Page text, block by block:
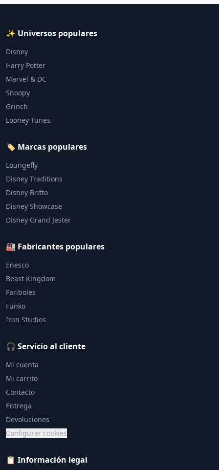
✨ Universos populares
Disney
Harry Potter
Marvel & DC
Snoopy
Grinch
Looney Tunes
🏷️ Marcas populares
Loungefly
Disney Traditions
Disney Britto
Disney Showcase
Disney Grand Jester
🏭 Fabricantes populares
Enesco
Beast Kingdom
Fariboles
Funko
Iron Studios
🎧 Servicio al cliente
Mi cuenta
Mi carrito
Contacto
Entrega
Devoluciones
Configurar cookies
📋 Información legal